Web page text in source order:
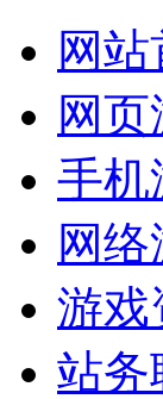
网
网
手机
网
游戏
站务